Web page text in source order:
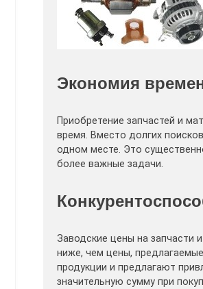
Экономия
Приобретение запчастей и
время. Вместо долгих
одном месте. Это
более важные задачи.
Заводские цены на запчасти
ниже, чем цены,
продукции и предлагают
значительную сумму при